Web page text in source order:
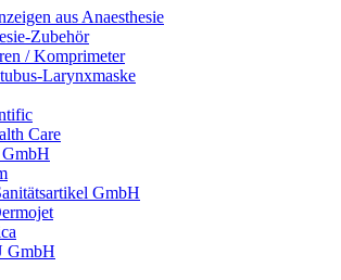
aus Anaesthesie
Zubehör
/ Komprimeter
Larynxmaske
Care
GmbH
GmbH